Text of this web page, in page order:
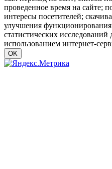
проведенное время на сайте;
интересы посетителей;
улучшения функционирования
статистических
использованием интернет-
OK